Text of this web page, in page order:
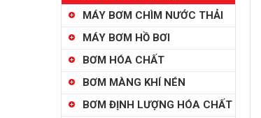
MÁY BƠM CHÌM NƯỚC THẢI
MÁY BƠM HỒ BƠI
BƠM HÓA CHẤT
BƠM MÀNG KHÍ NÉN
BƠM ĐỊNH LƯỢNG HÓA CHẤT